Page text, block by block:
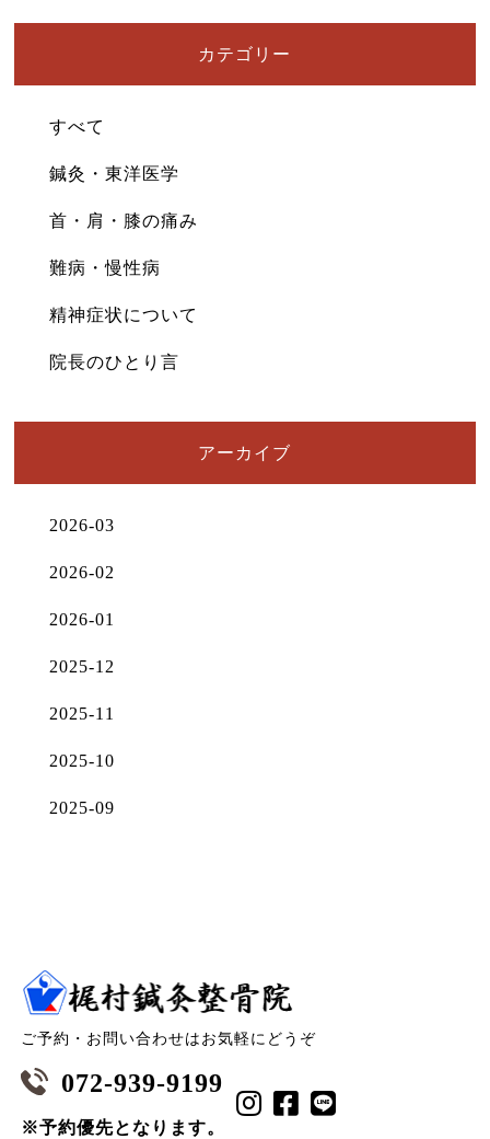
カテゴリー
すべて
鍼灸・東洋医学
首・肩・膝の痛み
難病・慢性病
精神症状について
院長のひとり言
アーカイブ
2026-03
2026-02
2026-01
2025-12
2025-11
2025-10
2025-09
ご予約・お問い合わせはお気軽にどうぞ
072-939-9199
※予約優先となります。